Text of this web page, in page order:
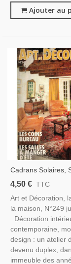
Ajouter au
Cadrans Solaires,
Manger D'extérieur,
N°249 Juin 1984
4,50 € TTC
Art et Décoration,
la maison, N°249
Décoration
contemporaine,
design : un atelier
devenu duplex,
immeuble des